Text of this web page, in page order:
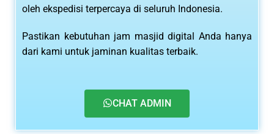
oleh ekspedisi terpercaya di seluruh Indonesia.
Pastikan kebutuhan jam masjid digital Anda hanya
dari kami untuk jaminan kualitas terbaik.
CHAT ADMIN